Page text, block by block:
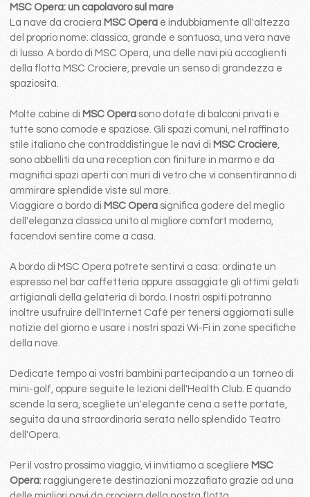
MSC Opera: un capolavoro sul mare
La nave da crociera MSC Operaè indubbiamente all'altezza
del proprio nome: classica, grande e sontuosa, una vera nave
di lusso. A bordo di MSC Opera, una delle navi più accoglienti
della flotta MSC Crociere, prevale un senso di grandezza e
spaziosità.
Molte cabine di MSC Operasono dotate di balconi privati e
tutte sono comode e spaziose. Gli spazi comuni, nel raffinato
stile italiano che contraddistingue le navi di MSC Crociere,
sono abbelliti da una reception con finiture in marmo e da
magnifici spazi aperti con muri di vetro che vi consentiranno di
ammirare splendide viste sul mare.
Viaggiare a bordo di MSC Operasignifica godere del meglio
dell'eleganza classica unito al migliore comfort moderno,
facendovi sentire come a casa.
A bordo di MSC Opera potrete sentirvi a casa: ordinate un
espresso nel bar caffetteria oppure assaggiate gli ottimi gelati
artigianali della gelateria di bordo. I nostri ospiti potranno
inoltre usufruire dell'Internet Café per tenersi aggiornati sulle
notizie del giorno e usare i nostri spazi Wi-Fi in zone specifiche
della nave.
Dedicate tempo ai vostri bambini partecipando a un torneo di
mini-golf, oppure seguite le lezioni dell'Health Club. E quando
scende la sera, scegliete un'elegante cena a sette portate,
seguita da una straordinaria serata nello splendido Teatro
dell'Opera.
Per il vostro prossimo viaggio, vi invitiamo a scegliere MSC
Opera: raggiungerete destinazioni mozzafiato grazie ad una